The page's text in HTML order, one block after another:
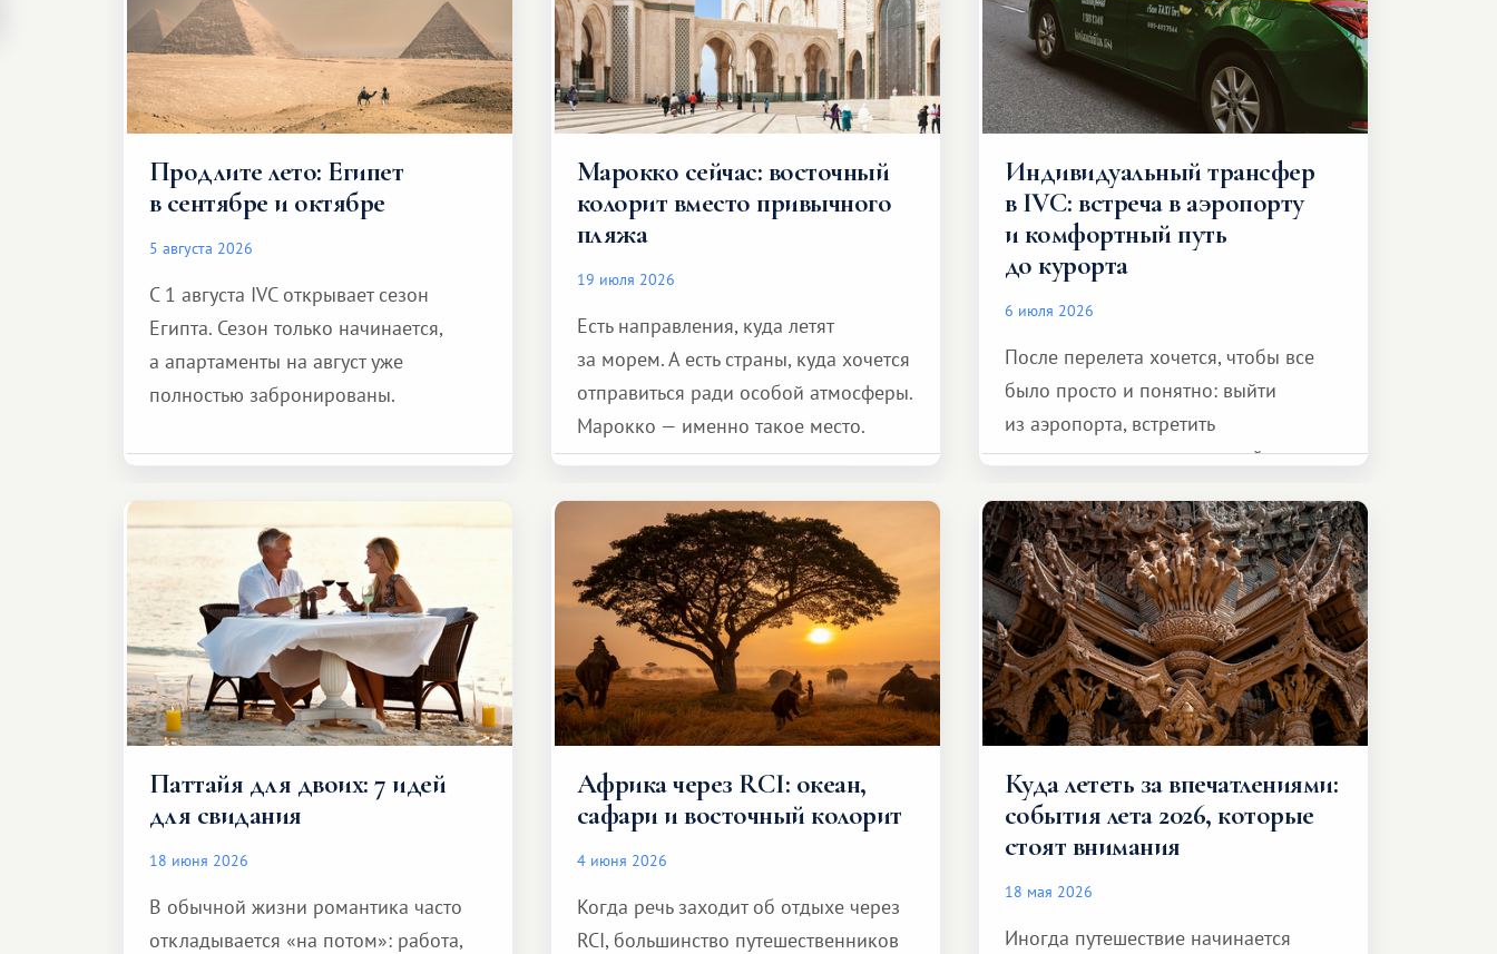
Продлите лето: Египет
в сентябре и октябре
5 августа 2026
С 1 августа IVC открывает сезон
Египта. Сезон только начинается,
а апартаменты на август уже
полностью забронированы.
Марокко сейчас: восточный
колорит вместо привычного
пляжа
19 июля 2026
Есть направления, куда летят
за морем. А есть страны, куда хочется
отправиться ради особой атмосферы.
Марокко — именно такое место.
Индивидуальный трансфер
в IVC: встреча в аэропорту
и комфортный путь
до курорта
6 июля 2026
После перелета хочется, чтобы все
было просто и понятно: выйти
из аэропорта, встретить
представителя транспортной
и спокойно доехать до курорта.
Паттайя для двоих: 7 идей
для свидания
18 июня 2026
В обычной жизни романтика часто
откладывается «на потом»: работа,
Африка через RCI: океан,
сафари и восточный колорит
4 июня 2026
Когда речь заходит об отдыхе через
RCI, большинство путешественников
Куда лететь за впечатлениями:
события лета 2026, которые
стоят внимания
18 мая 2026
Иногда путешествие начинается